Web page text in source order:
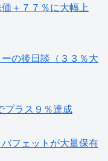
＋７７％に大幅上
の後日談（３３％大
ラス９％達成
フェットが大量保有